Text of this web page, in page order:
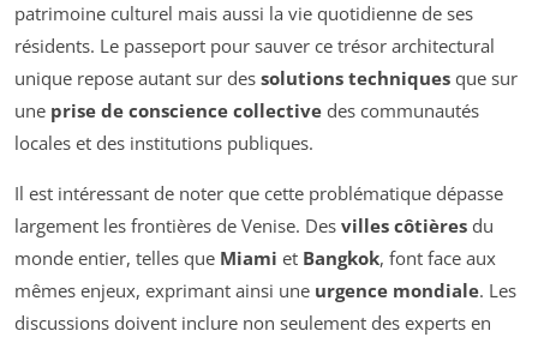
patrimoine culturel mais aussi la vie quotidienne de ses
résidents. Le passeport pour sauver ce trésor architectural
unique repose autant sur des solutions techniques que sur
une prise de conscience collective des communautés
locales et des institutions publiques.
Il est intéressant de noter que cette problématique dépasse
largement les frontières de Venise. Des villes côtières du
monde entier, telles que Miami et Bangkok, font face aux
mêmes enjeux, exprimant ainsi une urgence mondiale. Les
discussions doivent inclure non seulement des experts en